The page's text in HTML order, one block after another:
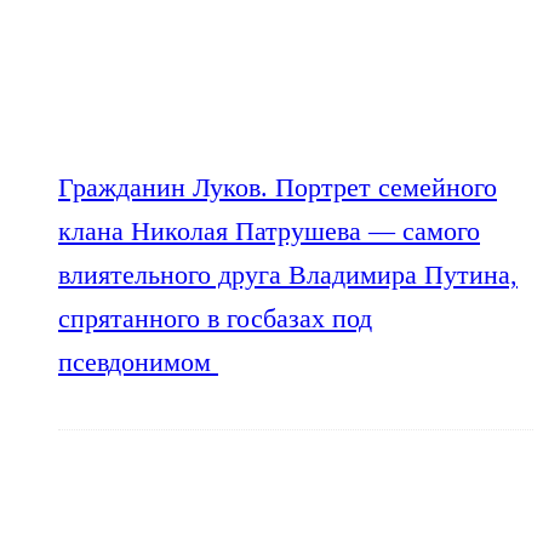
Гражданин Луков. Портрет семейного
клана Николая Патрушева — самого
влиятельного друга Владимира Путина,
спрятанного в госбазах под
псевдонимом